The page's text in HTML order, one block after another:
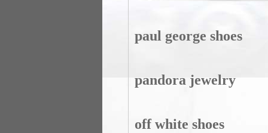
paul george shoes
pandora jewelry
off white shoes